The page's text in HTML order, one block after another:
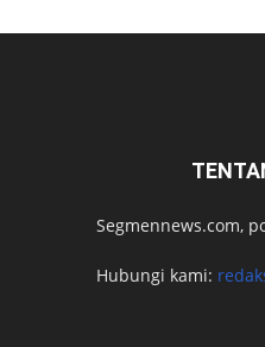
Segmennews.com,
Hubungi kami: